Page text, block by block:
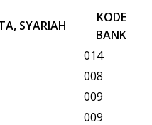
SYARIAH
KODE
BANK
014
008
009
009